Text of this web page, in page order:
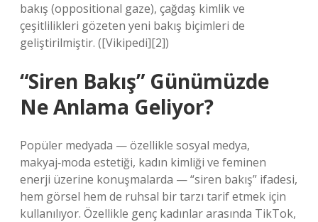
bakış (oppositional gaze), çağdaş kimlik ve
çeşitlilikleri gözeten yeni bakış biçimleri de
geliştirilmiştir. ([Vikipedi][2])
“Siren Bakış” Günümüzde
Ne Anlama Geliyor?
Popüler medyada — özellikle sosyal medya,
makyaj‑moda estetiği, kadın kimliği ve feminen
enerji üzerine konuşmalarda — “siren bakış” ifadesi,
hem görsel hem de ruhsal bir tarzı tarif etmek için
kullanılıyor. Özellikle genç kadınlar arasında TikTok,